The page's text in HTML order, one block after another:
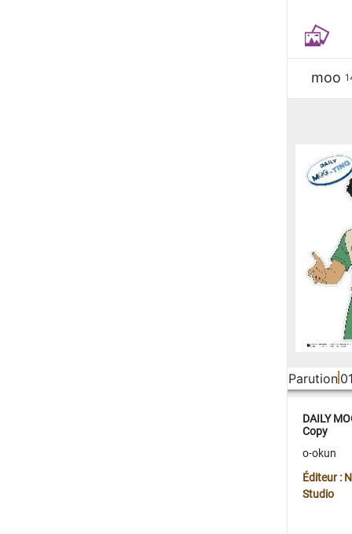
moo
Parution
DAILY
Copy
o-okun
Éditeur :
Studio